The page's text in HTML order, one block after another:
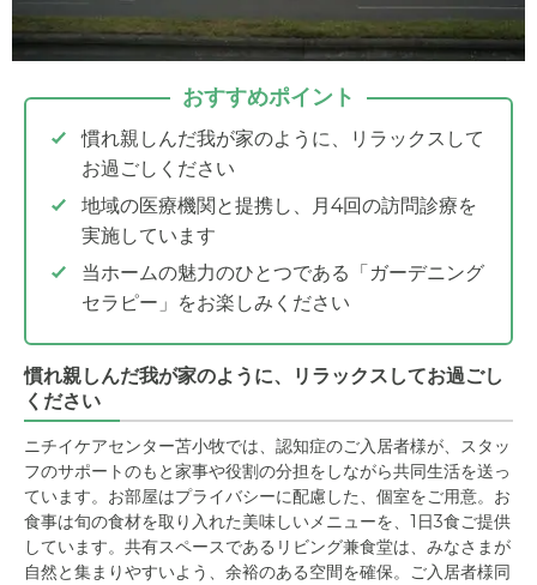
おすすめポイント
慣れ親しんだ我が家のように、リラックスして
お過ごしください
地域の医療機関と提携し、月4回の訪問診療を
実施しています
当ホームの魅力のひとつである「ガーデニング
セラピー」をお楽しみください
慣れ親しんだ我が家のように、リラックスしてお過ごし
ください
ニチイケアセンター苫小牧では、認知症のご入居者様が、スタッ
フのサポートのもと家事や役割の分担をしながら共同生活を送っ
ています。お部屋はプライバシーに配慮した、個室をご用意。お
食事は旬の食材を取り入れた美味しいメニューを、1日3食ご提供
しています。共有スペースであるリビング兼食堂は、みなさまが
自然と集まりやすいよう、余裕のある空間を確保。ご入居者様同